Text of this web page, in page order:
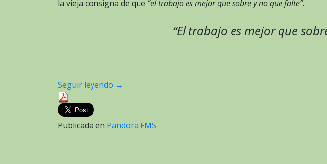
la vieja consigna de que “el trabajo es mejor que sobre y no que falte”.
“El trabajo es mejor que
Seguir leyendo →
Publicada en Pandora FMS